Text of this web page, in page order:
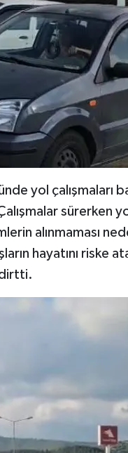
yol çalışmaları
sürerken
alınmaması
hayatını riske